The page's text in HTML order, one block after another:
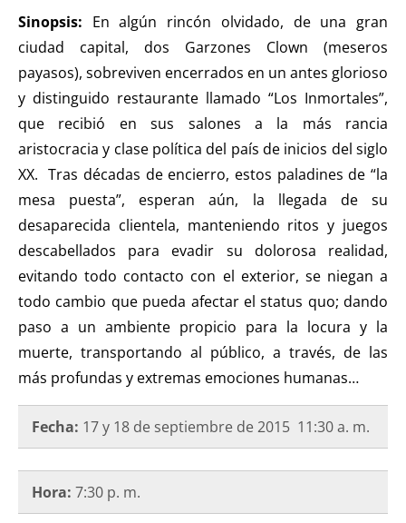
Sinopsis: En algún rincón olvidado, de una gran
ciudad capital, dos Garzones Clown (meseros
payasos), sobreviven encerrados en un antes glorioso
y distinguido restaurante llamado “Los Inmortales”,
que recibió en sus salones a la más rancia
aristocracia y clase política del país de inicios del siglo
XX. Tras décadas de encierro, estos paladines de “la
mesa puesta”, esperan aún, la llegada de su
desaparecida clientela, manteniendo ritos y juegos
descabellados para evadir su dolorosa realidad,
evitando todo contacto con el exterior, se niegan a
todo cambio que pueda afectar el status quo; dando
paso a un ambiente propicio para la locura y la
muerte, transportando al público, a través, de las
más profundas y extremas emociones humanas…
Fecha: 17 y 18 de septiembre de2015 11:30 a. m.
Hora: 7:30 p. m.